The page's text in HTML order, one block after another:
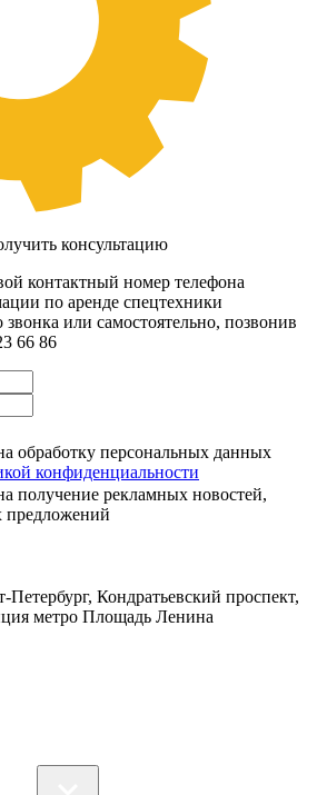
консультацию
контактный номер телефона
по аренде спецтехники
или самостоятельно, позвонив
66 86
обработку персональных данных
конфиденциальности
получение рекламных новостей,
предложений
Петербург, Кондратьевский проспект,
метро Площадь Ленина